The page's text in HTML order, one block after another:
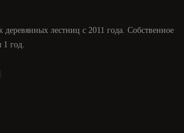
лестниц с 2011 года. Собственное
1 год.